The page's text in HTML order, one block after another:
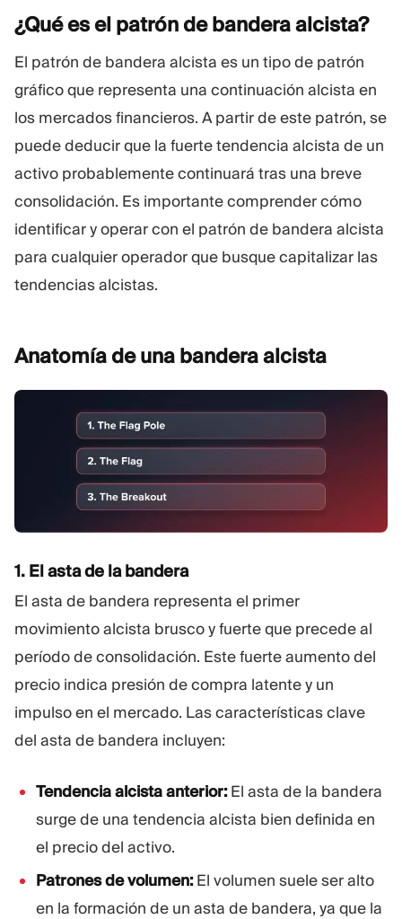
¿Qué es el patrón de banderaalcista?
El patrón de bandera alcista es un tipo de patrón
gráfico que representa una continuación alcista en
los mercados financieros. A partir de este patrón, se
puede deducir que la fuerte tendencia alcista de un
activo probablemente continuará tras una breve
consolidación. Es importante comprender cómo
identificar y operar con el patrón de bandera alcista
para cualquier operador que busque capitalizar las
tendencias alcistas.
Anatomía de una banderaalcista
1. El asta de la bandera
El asta de bandera representa el primer
movimiento alcista brusco y fuerte que precede al
período de consolidación. Este fuerte aumento del
precio indica presión de compra latente y un
impulso en el mercado. Las características clave
del asta de bandera incluyen:
Tendencia alcista anterior:El asta de la bandera
surge de una tendencia alcista bien definida en
el precio del activo.
Patrones de volumen:El volumen suele ser alto
en la formación de un asta de bandera, ya que la
Plataforma De Trading Oficina De Soporte
RECURSOS
Guía de marketing
Glosario
Tutoriales en vídeo
Calculadora
Plan de negocio
Sobre Nosotros
Eventos
Números
Noticias de la empresa
Carreras